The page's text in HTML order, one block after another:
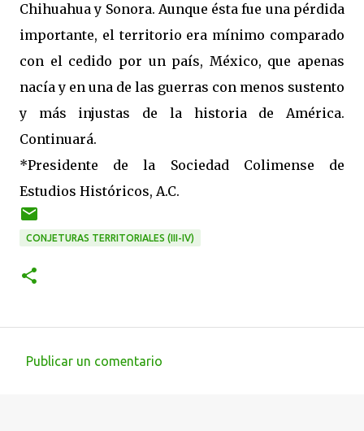
Chihuahua y Sonora. Aunque ésta fue una pérdida
importante, el territorio era mínimo comparado
con el cedido por un país, México, que apenas
nacía y en una de las guerras con menos sustento
y más injustas de la historia de América.
Continuará.
*Presidente de la Sociedad Colimense de
Estudios Históricos, A.C.
CONJETURAS TERRITORIALES (III-IV)
Publicar un comentario